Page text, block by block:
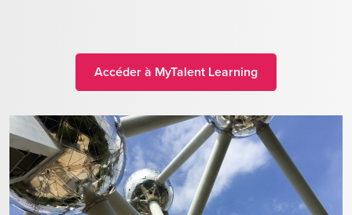
Accéder à MyTalent Learning